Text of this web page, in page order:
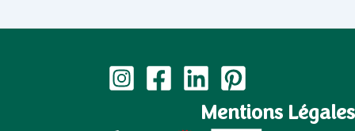
Mentions Légales